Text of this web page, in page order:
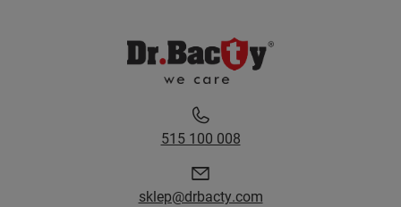
515 100 008
sklep@drbacty.com